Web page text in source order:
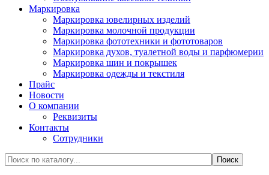
Маркировка
Маркировка ювелирных изделий
Маркировка молочной продукции
Маркировка фототехники и фототоваров
Маркировка духов, туалетной воды и парфюмерии
Маркировка шин и покрышек
Маркировка одежды и текстиля
Прайс
Новости
О компании
Реквизиты
Контакты
Сотрудники